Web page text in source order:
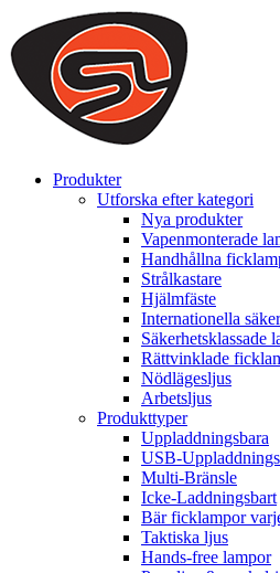
We use cookies to ensure that we
on our website. By continuing to
that cookies are used to help us
to offer you a better experience. To
you can disable cookies, you can
Produkter
Utforska efter kategori
Nya produkter
Vapenmonterade
Handhållna
Strålkastare
Hjälmfäste
Internationella
Säkerhetsklassade
Rättvinklade
Nödlägesljus
Arbetsljus
Produkttyper
Uppladdningsbara
USB-
Multi-Bränsle
Icke-Laddningsbart
Bär ficklampor
Taktiska ljus
Hands-free lampor